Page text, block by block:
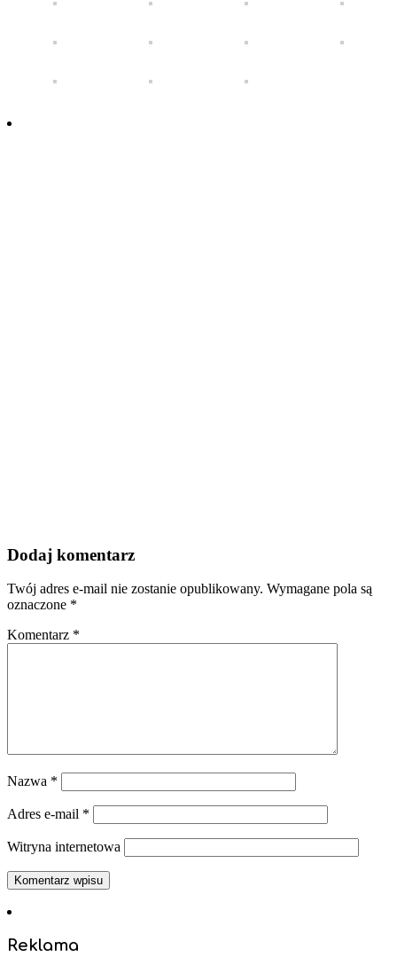
Dodaj komentarz
Twój adres e-mail nie zostanie opublikowany. Wymagane pola są
oznaczone *
Komentarz *
Nazwa *
Adres e-mail *
Witryna internetowa
Reklama